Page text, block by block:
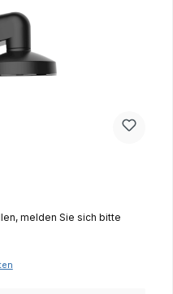
melden Sie sich bitte